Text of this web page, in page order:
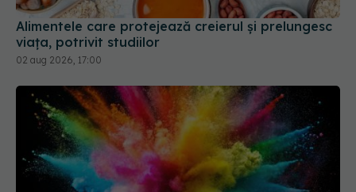
Alimentele care protejează creierul și prelungesc
viața, potrivit studiilor
02 aug 2026, 17:00